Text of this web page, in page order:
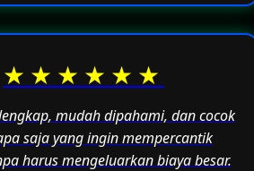
★★★★★★
mudah dipahami, dan cocok
saja yang ingin mempercantik
harus mengeluarkan biaya besar.